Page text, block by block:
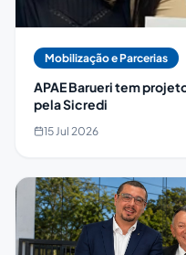
Mobilização e Parcerias
APAE Barueri tem
pela Sicredi
15 Jul 2026